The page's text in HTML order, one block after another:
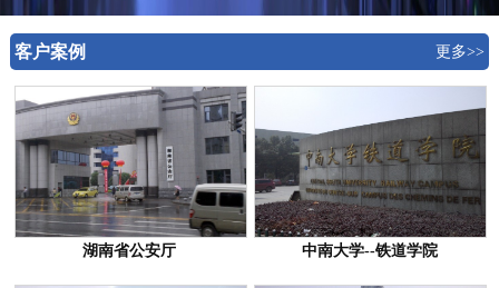
客户案例 更多>>
湖南省公安厅 中南大学--铁道学院